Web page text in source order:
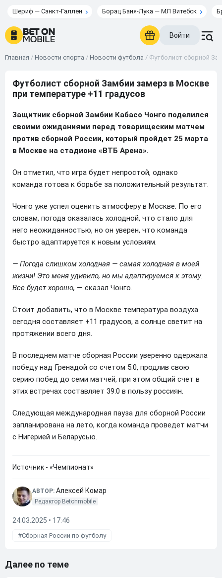
Шериф — Санкт-Галлен Борац Баня-Лука — МЛ Витебск
Войти
Главная / Новости спорта / Новости футбола / Футболист сборной
Футболист сборной Замбии замерз в Москве
при температуре +11 градусов
Защитник сборной Замбии Кабасо Чонго поделился
своими ожиданиями перед товарищеским матчем
против сборной России, который пройдет 25 марта
в Москве на стадионе «ВТБ Арена».
Он отметил, что игра будет непростой, однако
команда готова к борьбе за положительный результат.
Чонго уже успел оценить атмосферу в Москве. По его
словам, погода оказалась холодной, что стало для
него неожиданностью, но он уверен, что команда
быстро адаптируется к новым условиям.
— Погода слишком холодная — самая холодная в моей
жизни! Это меня удивило, но мы адаптируемся к этому.
Все будет хорошо, — сказал Чонго.
Стоит добавить, что в Москве температура воздуха
сегодня составляет +11 градусов, а солнце светит на
протяжении всего дня.
В последнем матче сборная России уверенно одержала
победу над Гренадой со счетом 5:0, продлив свою
серию побед до семи матчей, при этом общий счет в
этих встречах составляет 39:0 в пользу россиян.
Следующая международная пауза для сборной России
запланирована на лето, когда команда проведет матчи
с Нигерией и Беларусью.
Источник - «Чемпионат»
АВТОР: Алексей Комар
Редактор Betonmobile
24.03.2025 • 17:46
Сборная России по футболу
Далее по теме